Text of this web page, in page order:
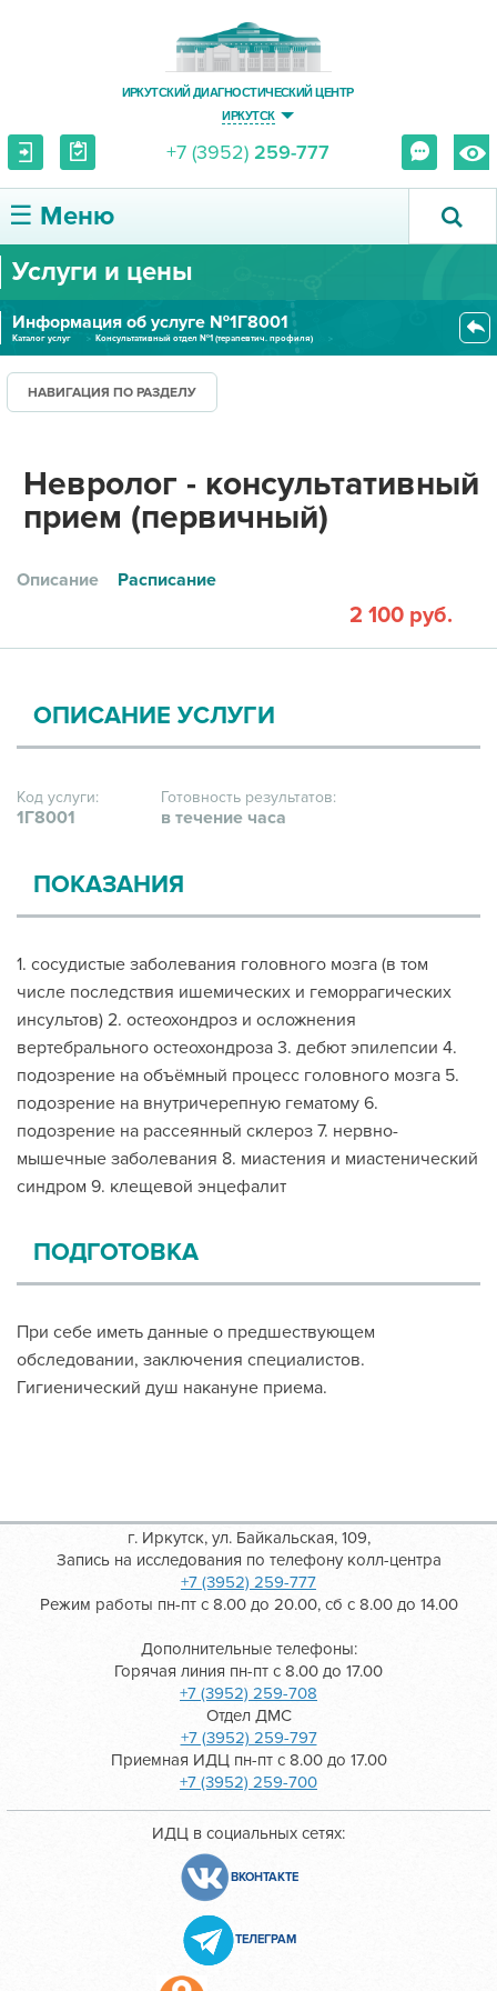
ИРКУТСКИЙ ДИАГНОСТИЧЕСКИЙ ЦЕНТР
ИРКУТСК
+7 (3952) 259-777
☰ Меню
О ЦЕНТРЕ
УСЛУГИ И ЦЕНЫ
ПАЦИЕНТУ
ПРАВОВАЯ ИНФОРМАЦИЯ
Услуги и цены
Информация об услуге №1Г8001
Каталог услуг
Консультативный отдел №1 (терапевтич. профиля)
НАВИГАЦИЯ ПО РАЗДЕЛУ
Невролог - консультативный
прием (первичный)
Описание Расписание
2 100 руб.
ОПИСАНИЕ УСЛУГИ
Код услуги:
1Г8001
Готовность результатов:
в течение часа
ПОКАЗАНИЯ
1. сосудистые заболевания головного мозга (в том
числе последствия ишемических и геморрагических
инсультов) 2. остеохондроз и осложнения
вертебрального остеохондроза 3. дебют эпилепсии 4.
подозрение на объёмный процесс головного мозга 5.
подозрение на внутричерепную гематому 6.
подозрение на рассеянный склероз 7. нервно-
мышечные заболевания 8. миастения и миастенический
синдром 9. клещевой энцефалит
ПОДГОТОВКА
При себе иметь данные о предшествующем
обследовании, заключения специалистов.
Гигиенический душ накануне приема.
г. Иркутск, ул. Байкальская, 109,
Запись на исследования по телефону колл-центра
+7 (3952) 259-777
Режим работы пн-пт с 8.00 до 20.00, сб с 8.00 до 14.00
Дополнительные телефоны:
Горячая линия пн-пт с 8.00 до 17.00
+7 (3952) 259-708
Отдел ДМС
+7 (3952) 259-797
Приемная ИДЦ пн-пт с 8.00 до 17.00
+7 (3952) 259-700
ИДЦ в социальных сетях:
ВКОНТАКТЕ
ТЕЛЕГРАМ